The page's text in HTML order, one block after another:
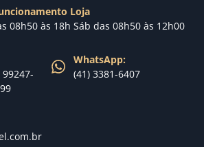
Loja
08h50 às 18h Sáb das 08h50 às 12h00
99247-
WhatsApp:
(41) 3381-6407